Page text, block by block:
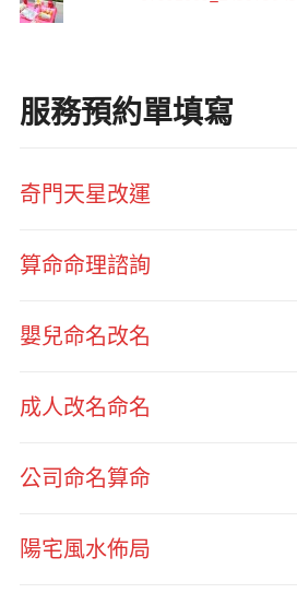
服務預約單填寫
奇門天星改運
算命命理諮詢
嬰兒命名改名
成人改名命名
公司命名算命
陽宅風水佈局